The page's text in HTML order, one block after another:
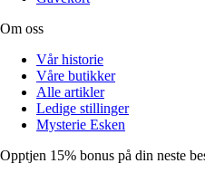
Om oss
Vår historie
Våre butikker
Alle artikler
Ledige stillinger
Mysterie Esken
Opptjen 15% bonus på din neste